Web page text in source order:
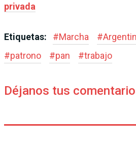
privada
Etiquetas: #Marcha #
#patrono #pan #trabajo
Déjanos tus